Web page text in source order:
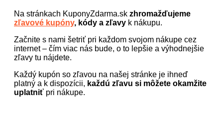
Na stránkach KuponyZdarma.sk zhromažďujeme
zľavové kupóny, kódy a zľavy k nákupu.
Začnite s nami šetriť pri každom svojom nákupe cez
internet – čím viac nás bude, o to lepšie a výhodnejšie
zľavy tu nájdete.
Každý kupón so zľavou na našej stránke je ihneď
platný a k dispozícii, každú zľavu si môžete okamžite
uplatniť pri nákupe.